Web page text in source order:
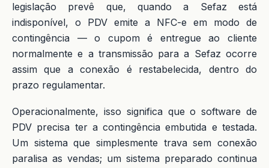
legislação prevê que, quando a Sefaz está
indisponível, o PDV emite a NFC-e em modo de
contingência — o cupom é entregue ao cliente
normalmente e a transmissão para a Sefaz ocorre
assim que a conexão é restabelecida, dentro do
prazo regulamentar.
Operacionalmente, isso significa que o software de
PDV precisa ter a contingência embutida e testada.
Um sistema que simplesmente trava sem conexão
paralisa as vendas; um sistema preparado continua